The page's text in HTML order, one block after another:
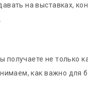
на выставках,
не только
как важно для